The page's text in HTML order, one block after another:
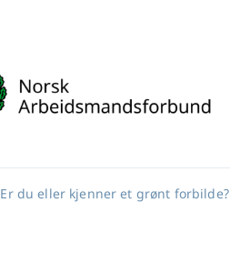
Er du eller kjenner et grønt forbilde?